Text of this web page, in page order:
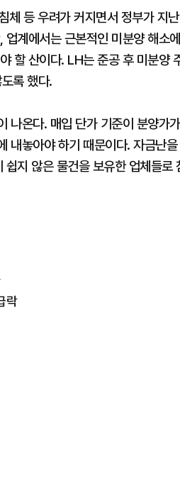
체 등 우려가 커지면서 정부가 지
계에서는 근본적인 미분양 해소
할 산이다. LH는 준공 후 미분
록 했다.
나온다. 매입 단가 기준이 분양가
내놓아야 하기 때문이다. 자금난
지 않은 물건을 보유한 업체들로
락